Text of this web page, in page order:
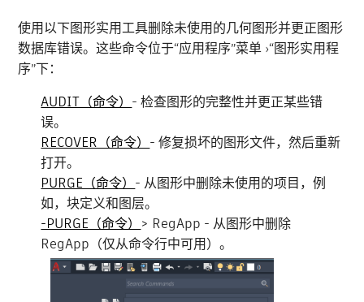
使用以下图形实用工具删除未使用的几何图形并更正图形
数据库错误。这些命令位于“应用程序”菜单 ›“图形实用程
序”下：
AUDIT（命令） - 检查图形的完整性并更正某些错
误。
RECOVER（命令） - 修复损坏的图形文件，然后重新
打开。
PURGE（命令） - 从图形中删除未使用的项目，例
如，块定义和图层。
-PURGE（命令） > RegApp - 从图形中删除
RegApp（仅从命令行中可用）。